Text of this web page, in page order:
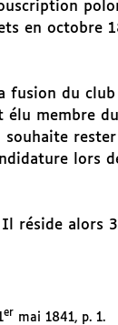
en octobre
du club
membre
lors
réside alors
er mai 1841, p. 1.